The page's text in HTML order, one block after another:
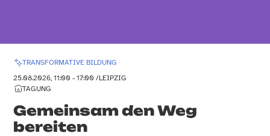
TRANSFORMATIVE BILDUNG
25.08.2026, 11:00 - 17:00 /LEIPZIG
TAGUNG
Gemeinsam den Weg
bereiten